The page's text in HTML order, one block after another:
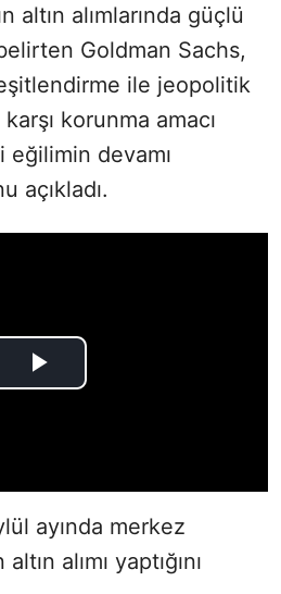
altın alımlarında güçlü
Goldman Sachs,
ile jeopolitik
korunma amacı
eğilimin devamı
açıkladı.
ayında merkez
alımı yaptığını